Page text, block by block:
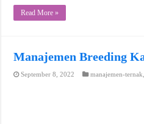
Read More »
Manajemen Breeding
September 8, 2022 manajemen-ternak